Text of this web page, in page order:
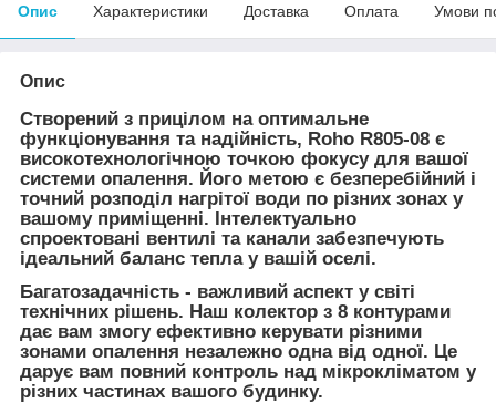
Опис Характеристики Доставка Оплата Умови
Опис
Створений з прицілом на оптимальне
функціонування та надійність, Roho R805-08 є
високотехнологічною точкою фокусу для вашої
системи опалення. Його метою є безперебійний і
точний розподіл нагрітої води по різних зонах у
вашому приміщенні. Інтелектуально
спроектовані вентилі та канали забезпечують
ідеальний баланс тепла у вашій оселі.
Багатозадачність - важливий аспект у світі
технічних рішень. Наш колектор з 8 контурами
дає вам змогу ефективно керувати різними
зонами опалення незалежно одна від одної. Це
дарує вам повний контроль над мікрокліматом у
різних частинах вашого будинку.